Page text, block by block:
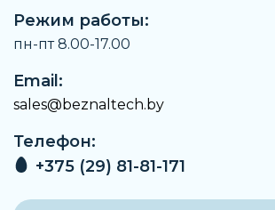
Артикул
34432
Производитель
1 бар
Максимальное рабочее
10 бар
Режим работы:
пн-пт 8.00-17.00
Email:
sales@beznaltech.by
Телефон:
+375 (29) 81-81-171